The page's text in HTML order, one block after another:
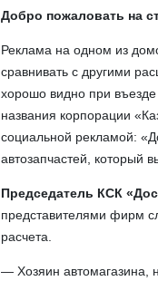
Добро пожаловать на
Реклама на одном из
сравнивать с другими
хорошо видно при
названия корпорации
социальной рекламой:
автозапчастей, который
Председатель КСК
представителями фирм
расчета.
— Хозяин автомагазина,